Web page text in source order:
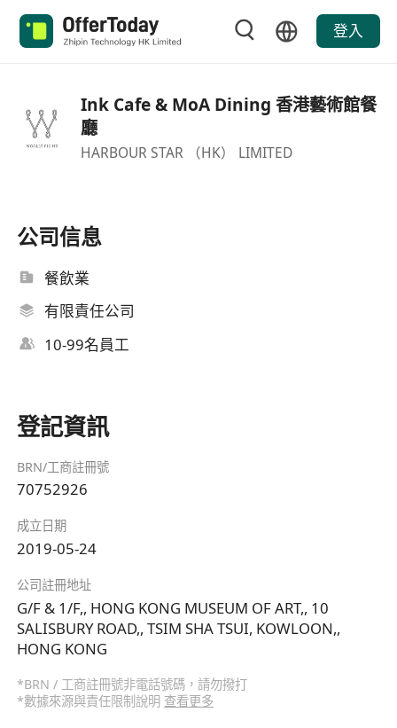
登入
Ink Cafe & MoA Dining 香港藝術館餐
廳
HARBOUR STAR （HK） LIMITED
公司信息
餐飲業
有限責任公司
10-99名員工
登記資訊
BRN/工商註冊號
70752926
成立日期
2019-05-24
公司註冊地址
G/F & 1/F,, HONG KONG MUSEUM OF ART,, 10
SALISBURY ROAD,, TSIM SHA TSUI, KOWLOON,,
HONG KONG
*BRN / 工商註冊號非電話號碼，請勿撥打
*數據來源與責任限制說明 查看更多